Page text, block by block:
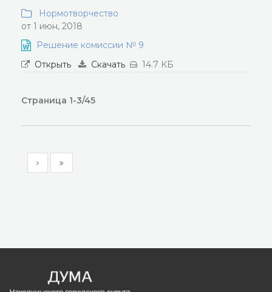
Нормотворчество
от 1 июн, 2018
Решение комиссии № 9
Открыть
Скачать 14.7 КБ
Страница 1-3/45